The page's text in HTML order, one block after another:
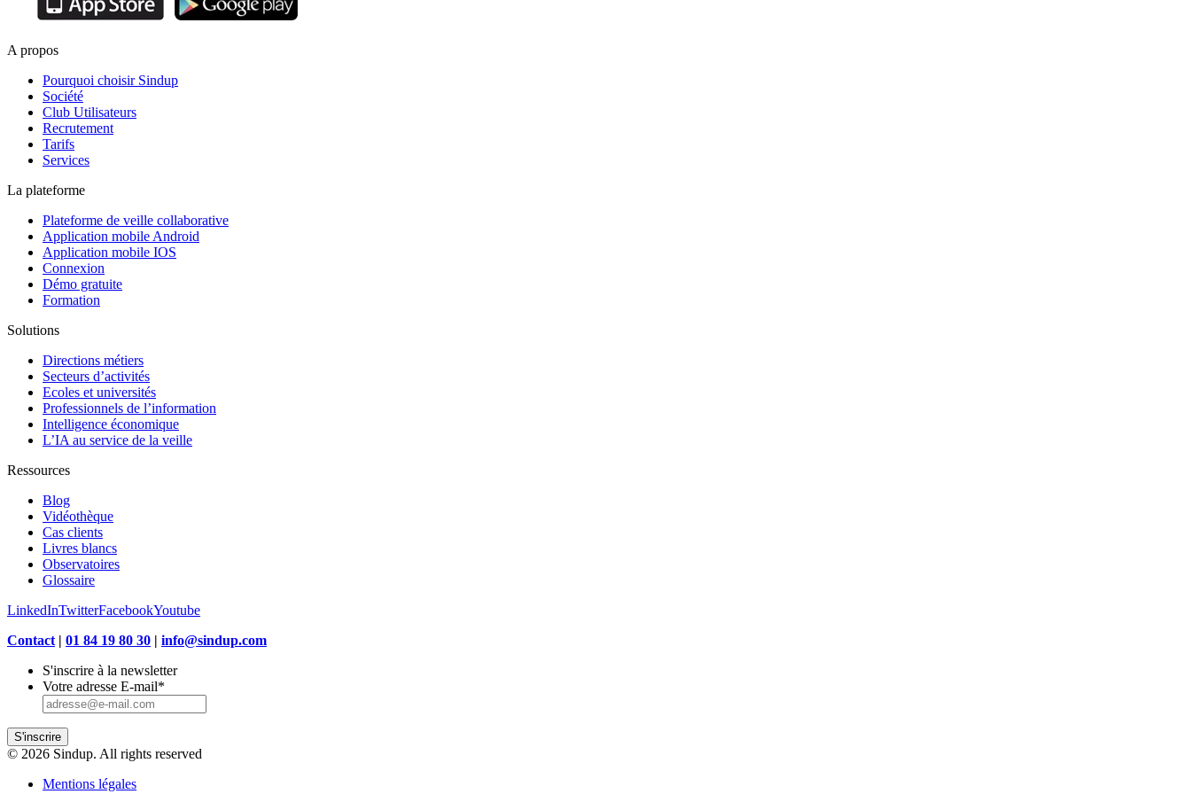
A propos
Pourquoi choisir Sindup
Société
Club Utilisateurs
Recrutement
Tarifs
Services
La plateforme
Plateforme de veille collaborative
Application mobile Android
Application mobile IOS
Connexion
Démo gratuite
Formation
Solutions
Directions métiers
Secteurs d’activités
Ecoles et universités
Professionnels de l’information
Intelligence économique
L’IA au service de la veille
Ressources
Blog
Vidéothèque
Cas clients
Livres blancs
Observatoires
Glossaire
LinkedInTwitterFacebookYoutube
Contact | 01 84 19 80 30 | info@sindup.com
S'inscrire à la newsletter
Votre adresse E-mail*
S'inscrire
© 2026 Sindup. All rights reserved
Mentions légales